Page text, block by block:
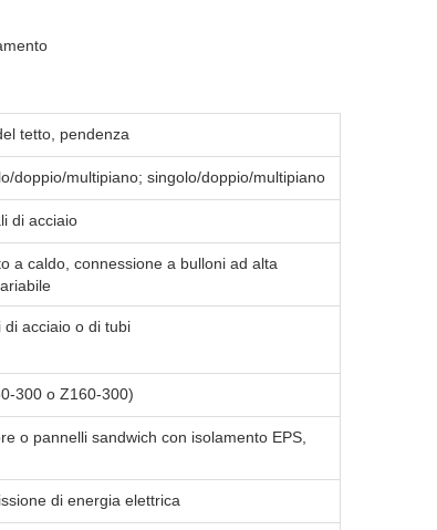
tetto, pendenza
doppio/multipiano; singolo/doppio/multipiano
di acciaio
a caldo, connessione a bulloni ad alta
acciaio o di tubi
300 o Z160-300)
o pannelli sandwich con isolamento EPS,
di energia elettrica